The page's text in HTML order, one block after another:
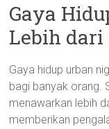
Gaya
Lebih
Gaya hidup urban
bagi banyak orang.
menawarkan lebih
memberikan